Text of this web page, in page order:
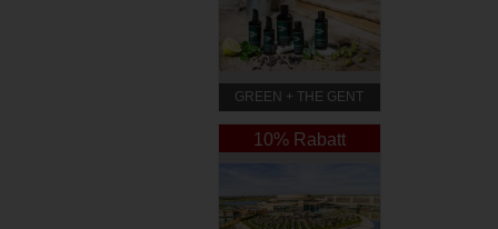
GREEN + THE GENT
10% Rabatt